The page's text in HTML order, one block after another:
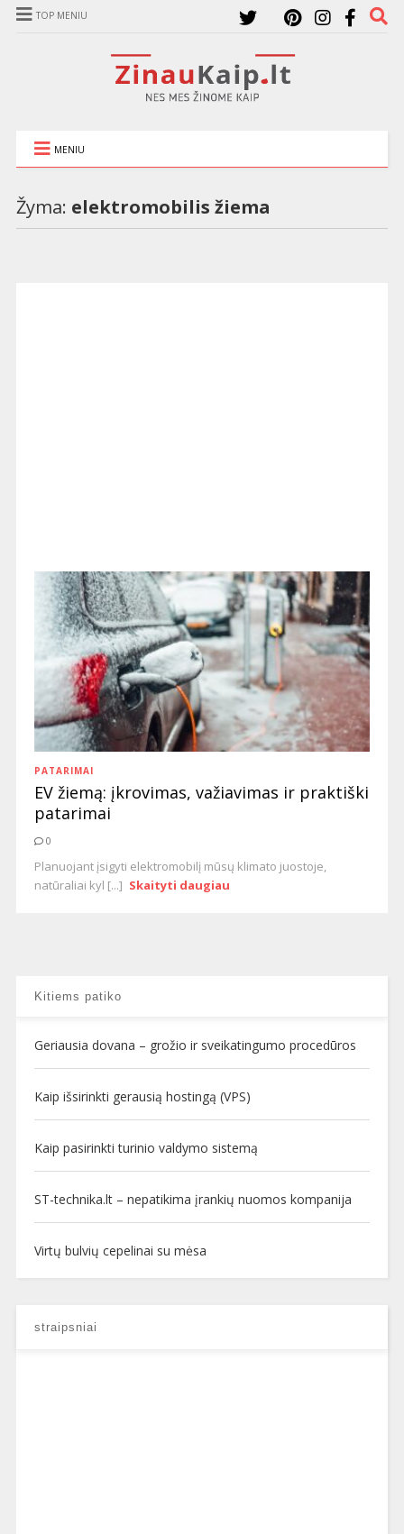
TOP MENIU
MENIU
Žyma: elektromobilis žiema
PATARIMAI
EV žiemą: įkrovimas, važiavimas ir praktiški
patarimai
0
Planuojant įsigyti elektromobilį mūsų klimato juostoje,
natūraliai kyl [...] Skaityti daugiau
Kitiems patiko
Geriausia dovana – grožio ir sveikatingumo procedūros
Kaip išsirinkti gerausią hostingą (VPS)
Kaip pasirinkti turinio valdymo sistemą
ST-technika.lt – nepatikima įrankių nuomos kompanija
Virtų bulvių cepelinai su mėsa
straipsniai